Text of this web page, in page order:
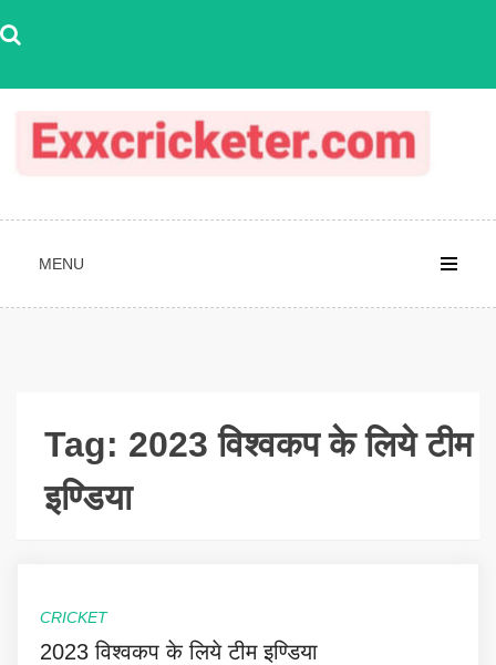
to
MENU
Tag: 2023 विश्वकप के लिये टीम
इण्डिया
CRICKET
2023 विश्वकप के लिये टीम इण्डिया